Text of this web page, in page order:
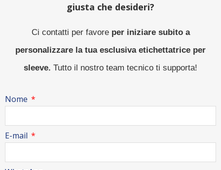
giusta che desideri?
Ci contatti per favore per iniziare subito a
personalizzare la tua esclusiva etichettatrice per
sleeve. Tutto il nostro team tecnico ti supporta!
Nome
E-mail